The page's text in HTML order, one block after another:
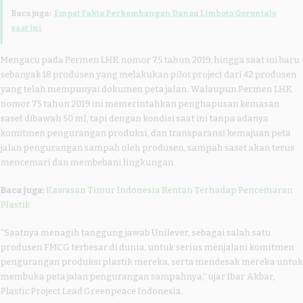
Baca juga: Empat Fakta Perkembangan Danau Limboto Gorontalo
saat ini
Mengacu pada Permen LHK nomor 75 tahun 2019, hingga saat ini baru
sebanyak 18 produsen yang melakukan pilot project dari 42 produsen
yang telah mempunyai dokumen peta jalan. Walaupun Permen LHK
nomor 75 tahun 2019 ini memerintahkan penghapusan kemasan
saset dibawah 50 ml, tapi dengan kondisi saat ini tanpa adanya
komitmen pengurangan produksi, dan transparansi kemajuan peta
jalan pengurangan sampah oleh produsen, sampah saset akan terus
mencemari dan membebani lingkungan.
Baca juga: Kawasan Timur Indonesia Rentan Terhadap Pencemaran
Plastik
“Saatnya menagih tanggung jawab Unilever, sebagai salah satu
produsen FMCG terbesar di dunia, untuk serius menjalani komitmen
pengurangan produksi plastik mereka, serta mendesak mereka untuk
membuka peta jalan pengurangan sampahnya,” ujar Ibar Akbar,
Plastic Project Lead Greenpeace Indonesia.